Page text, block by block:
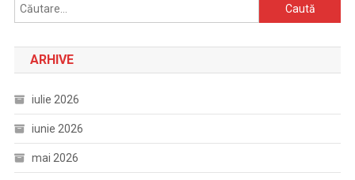
Caută
după:
ARHIVE
iulie 2026
iunie 2026
mai 2026